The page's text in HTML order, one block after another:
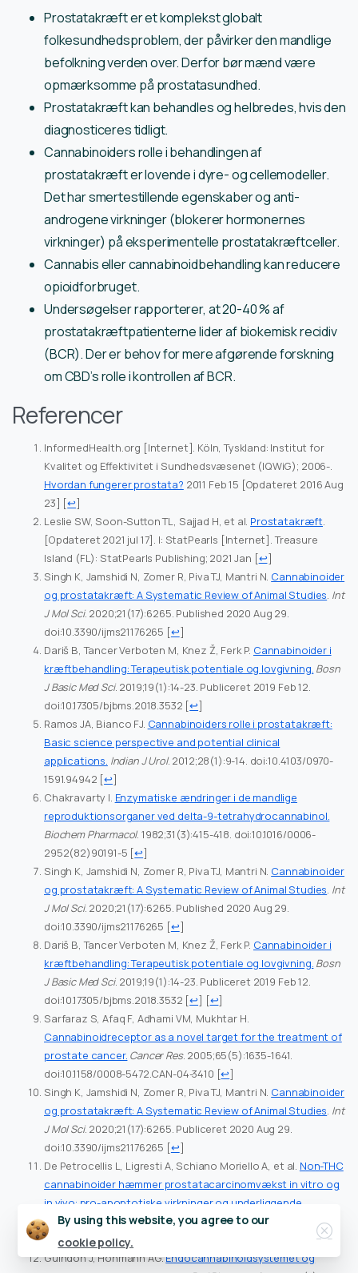
Prostatakræft er et komplekst globalt
folkesundhedsproblem, der påvirker den mandlige
befolkning verden over. Derfor bør mænd være
opmærksomme på prostatasundhed.
Prostatakræft kan behandles og helbredes, hvis den
diagnosticeres tidligt.
Cannabinoiders rolle i behandlingen af
prostatakræft er lovende i dyre- og cellemodeller.
Det har smertestillende egenskaber og anti-
androgene virkninger (blokerer hormonernes
virkninger) på eksperimentelle prostatakræftceller.
Cannabis eller cannabinoidbehandling kan reducere
opioidforbruget.
Undersøgelser rapporterer, at 20-40 % af
prostatakræftpatienterne lider af biokemisk recidiv
(BCR). Der er behov for mere afgørende forskning
om CBD’s rolle i kontrollen af BCR.
Referencer
InformedHealth.org [Internet]. Köln, Tyskland: Institut for
Kvalitet og Effektivitet i Sundhedsvæsenet (IQWiG); 2006-.
Hvordan fungerer prostata? 2011 Feb 15 [Opdateret 2016 Aug
23] [↩]
Leslie SW, Soon-Sutton TL, Sajjad H, et al. Prostatakræft.
[Opdateret 2021 jul 17]. I: StatPearls [Internet]. Treasure
Island (FL): StatPearls Publishing; 2021 Jan [↩]
Singh K, Jamshidi N, Zomer R, Piva TJ, Mantri N. Cannabinoider
og prostatakræft: A Systematic Review of Animal Studies. Int
J Mol Sci. 2020;21(17):6265. Published 2020 Aug 29.
doi:10.3390/ijms21176265 [↩]
Dariš B, Tancer Verboten M, Knez Ž, Ferk P. Cannabinoider i
kræftbehandling: Terapeutisk potentiale og lovgivning. Bosn
J Basic Med Sci. 2019;19(1):14-23. Publiceret 2019 Feb 12.
doi:10.17305/bjbms.2018.3532 [↩]
Ramos JA, Bianco FJ. Cannabinoiders rolle i prostatakræft:
Basic science perspective and potential clinical
applications. Indian J Urol. 2012;28(1):9-14. doi:10.4103/0970-
1591.94942 [↩]
Chakravarty I. Enzymatiske ændringer i de mandlige
reproduktionsorganer ved delta-9-tetrahydrocannabinol.
Biochem Pharmacol. 1982;31(3):415-418. doi:10.1016/0006-
2952(82)90191-5 [↩]
Singh K, Jamshidi N, Zomer R, Piva TJ, Mantri N. Cannabinoider
og prostatakræft: A Systematic Review of Animal Studies. Int
J Mol Sci. 2020;21(17):6265. Published 2020 Aug 29.
doi:10.3390/ijms21176265 [↩]
Dariš B, Tancer Verboten M, Knez Ž, Ferk P. Cannabinoider i
kræftbehandling: Terapeutisk potentiale og lovgivning. Bosn
J Basic Med Sci. 2019;19(1):14-23. Publiceret 2019 Feb 12.
doi:10.17305/bjbms.2018.3532 [↩] [↩]
Sarfaraz S, Afaq F, Adhami VM, Mukhtar H.
Cannabinoidreceptor as a novel target for the treatment of
prostate cancer. Cancer Res. 2005;65(5):1635-1641.
doi:10.1158/0008-5472.CAN-04-3410 [↩]
Singh K, Jamshidi N, Zomer R, Piva TJ, Mantri N. Cannabinoider
og prostatakræft: A Systematic Review of Animal Studies. Int
J Mol Sci. 2020;21(17):6265. Publiceret 2020 Aug 29.
doi:10.3390/ijms21176265 [↩]
De Petrocellis L, Ligresti A, Schiano Moriello A, et al. Non-THC
cannabinoider hæmmer prostatacarcinomvækst in vitro og
in vivo: pro-apoptotiske virkninger og underliggende
mekanismer. Br J Pharmacol. 2013;168(1):79-102.
doi:10.1111/j.1476-5381.2012.02027.x
Guindon J, Hohmann AG.Endocannabinoidsystemet og
By using this website, you agree to our
cookie policy.
Close